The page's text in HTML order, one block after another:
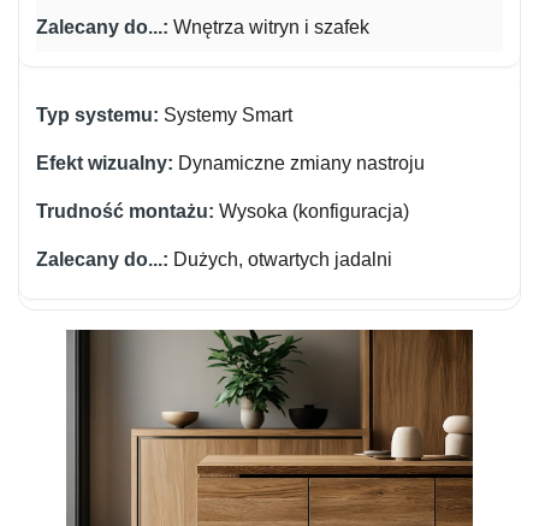
Wnętrza witryn i szafek
Systemy Smart
Dynamiczne zmiany nastroju
Wysoka (konfiguracja)
Dużych, otwartych jadalni